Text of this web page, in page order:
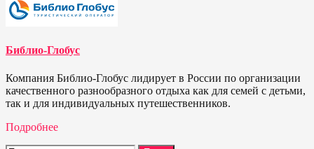
Библио-Глобус
Компания Библио-Глобус лидирует в России по организации
качественного разнообразного отдыха как для семей с детьми,
так и для индивидуальных путешественников.
Подробнее